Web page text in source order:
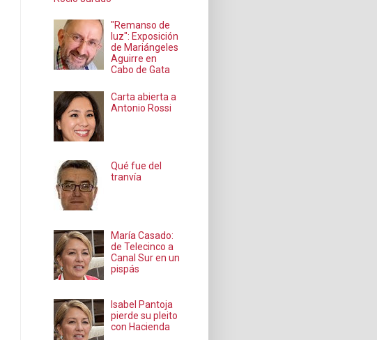
"Remanso de
luz": Exposición
de Mariángeles
Aguirre en
Cabo de Gata
Carta abierta a
Antonio Rossi
Qué fue del
tranvía
María Casado:
de Telecinco a
Canal Sur en un
pispás
Isabel Pantoja
pierde su pleito
con Hacienda